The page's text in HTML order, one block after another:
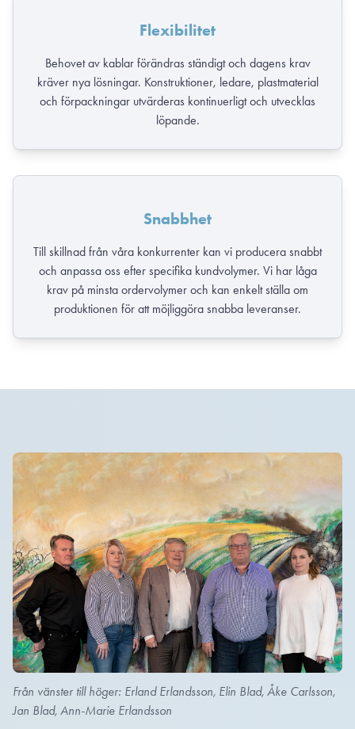
Flexibilitet
Behovet av kablar förändras ständigt och dagens krav
kräver nya lösningar. Konstruktioner, ledare, plastmaterial
och förpackningar utvärderas kontinuerligt och utvecklas
löpande.
Snabbhet
Till skillnad från våra konkurrenter kan vi producera snabbt
och anpassa oss efter specifika kundvolymer. Vi har låga
krav på minsta ordervolymer och kan enkelt ställa om
produktionen för att möjliggöra snabba leveranser.
Från vänster till höger: Erland Erlandsson, Elin Blad, Åke Carlsson,
Jan Blad, Ann-Marie Erlandsson